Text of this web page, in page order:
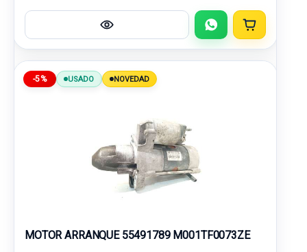
-5% USADO NOVEDAD
MOTOR ARRANQUE 55491789 M001TF0073ZE